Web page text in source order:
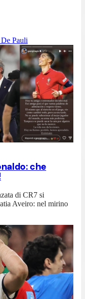
Pauli
che
di CR7 si
Aveiro: nel mirino